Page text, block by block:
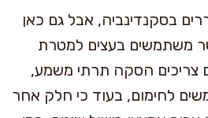
בסקנדינביה, אבל גם כאן
משתמשים בעצים למטרת
הסקה תרתי משמע,
לחימום, בעוד כי חלק אחר